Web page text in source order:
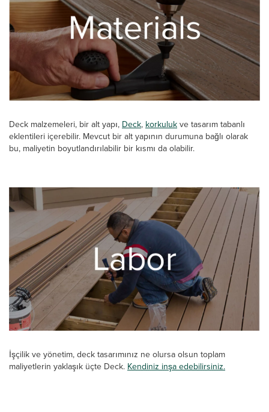
Deck malzemeleri, bir alt yapı, Deck, korkulukve tasarım tabanlı
eklentileri içerebilir. Mevcut bir alt yapının durumuna bağlı olarak
bu, maliyetin boyutlandırılabilir bir kısmı da olabilir.
İşçilik ve yönetim, deck tasarımınız ne olursa olsun toplam
maliyetlerin yaklaşık üçte Deck.Kendiniz inşa edebilirsiniz.